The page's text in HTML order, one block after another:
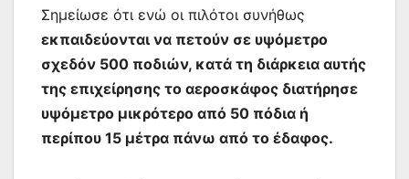
Σημείωσε ότι ενώ οι πιλότοι συνήθως
εκπαιδεύονται να πετούν σε υψόμετρο
σχεδόν 500 ποδιών, κατά τη διάρκεια αυτής
της επιχείρησης το αεροσκάφος διατήρησε
υψόμετρο μικρότερο από 50 πόδια ή
περίπου 15 μέτρα πάνω από το έδαφος.